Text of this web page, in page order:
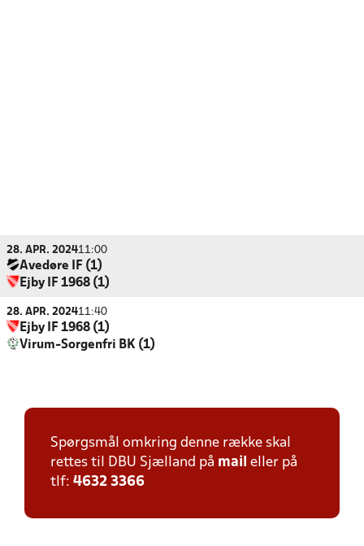
28. APR. 202411:00
Avedøre IF (1)
Ejby IF 1968 (1)
28. APR. 202411:40
Ejby IF 1968 (1)
Virum-Sorgenfri BK (1)
Spørgsmål omkring denne række skal
rettes til DBU Sjælland på mail eller på
tlf: 4632 3366